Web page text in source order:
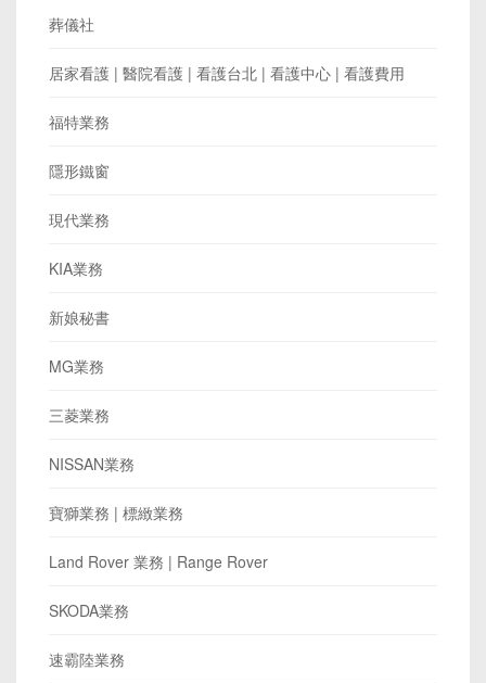
葬儀社
居家看護 | 醫院看護 | 看護台北 | 看護中心 | 看護費用
福特業務
隱形鐵窗
現代業務
KIA業務
新娘秘書
MG業務
三菱業務
NISSAN業務
寶獅業務 | 標緻業務
Land Rover 業務 | Range Rover
SKODA業務
速霸陸業務